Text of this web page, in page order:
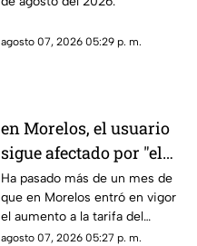
Cuernavaca
agosto 07, 2026 05:29 p. m.
en Morelos, el usuario
sigue afectado por "el
tarifazo"
Ha pasado más de un mes de
que en Morelos entró en vigor
el aumento a la tarifa del
transporte público. Un mes,
agosto 07, 2026 05:27 p. m.